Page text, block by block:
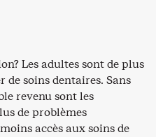
Les adultes sont de plus
soins dentaires. Sans
revenu sont les
de problèmes
accès aux soins de